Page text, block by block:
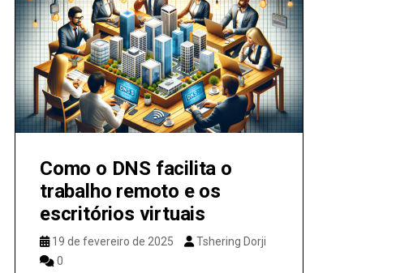
Como o DNS facilita o
trabalho remoto e os
escritórios virtuais
19 de fevereiro de 2025
Tshering Dorji
0